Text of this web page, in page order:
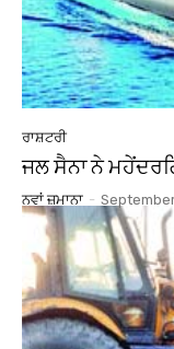
ਰਾਸ਼ਟਰੀ
ਜਲ ਸੈਨਾ ਨੇ
ਨਵਾਂ ਜ਼ਮਾਨਾ -